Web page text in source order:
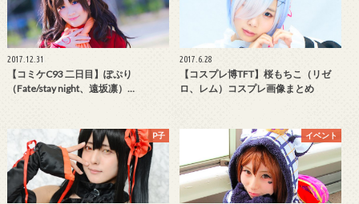
2017.12.31
【コミケC93 二日目】ぽぷり
（Fate/stay night、遠坂凛）…
2017.6.28
【コスプレ博TFT】桜もちこ（リゼ
ロ、レム）コスプレ画像まとめ
P子 イベント